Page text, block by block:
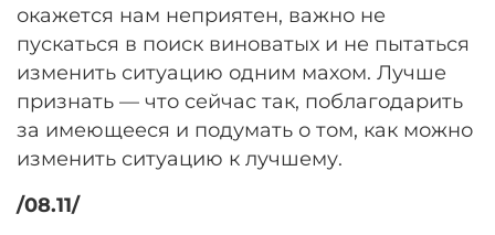
окажется нам неприятен, важно не
пускаться в поиск виноватых и не пытаться
изменить ситуацию одним махом. Лучше
признать — что сейчас так, поблагодарить
за имеющееся и подумать о том, как можно
изменить ситуацию к лучшему.
/08.11/